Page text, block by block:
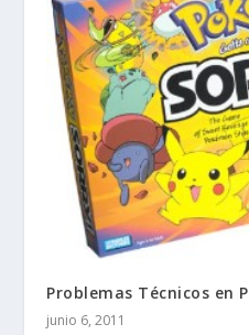
Problemas Técnicos en
junio 6, 2011